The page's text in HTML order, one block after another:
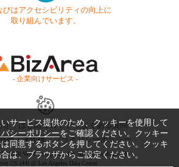
びはアクセシビリティの向上に
取り組んでいます。
- 企業向けサービス -
せ はじめてガイド
よくある質問
標・著作権 プライバシーポリシー
2026 Vivid Navigation, Inc. All Rights Reserved.
US (44) @ Los Angeles Data Center
サービス提供のため、クッキーを使用して
シーポリシーをご確認ください。クッキー
同意するボタンを押してください。クッキ
は、ブラウザからご設定ください。